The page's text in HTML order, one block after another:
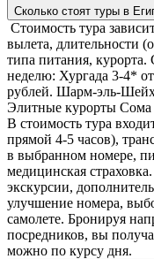
Сколько стоят туры в
Стоимость тура
вылета, длительности
типа питания,
неделю: Хургада 3-4*
рублей. Шарм-эль-Шейх
Элитные курорты Сома
В стоимость тура
прямой 4-5 часов),
в выбранном номере,
медицинская
экскурсии,
улучшение номера,
самолете. Бронируя
посредников, вы
можно по курсу дня.